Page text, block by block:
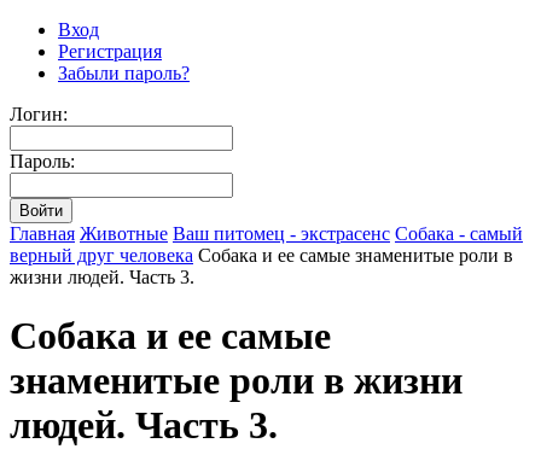
Вход
Регистрация
Забыли пароль?
Логин:
Пароль:
Главная Животные Ваш питомец - экстрасенс Собака - самый
верный друг человека Собака и ее самые знаменитые роли в
жизни людей. Часть 3.
Собака и ее самые
знаменитые роли в жизни
людей. Часть 3.